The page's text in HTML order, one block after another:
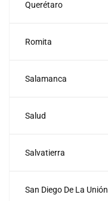
Querétaro
Romita
Salamanca
Salud
Salvatierra
San Diego De La Unión